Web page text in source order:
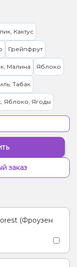
Кактус
Грейпфрут
Малина Яблоко
Табак
Яблоко, Ягоды
заказ
(Фроузен